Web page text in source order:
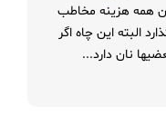
همه هزینه مخاطب
البته این چاه اگر
نان دارد...